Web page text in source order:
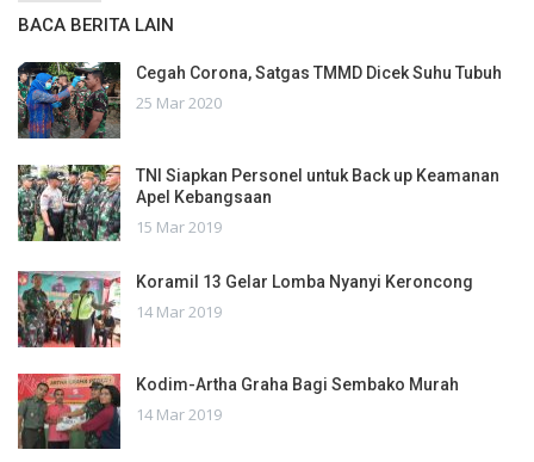
BACA BERITA LAIN
Cegah Corona, Satgas TMMD Dicek Suhu Tubuh
25 Mar 2020
TNI Siapkan Personel untuk Back up Keamanan
Apel Kebangsaan
15 Mar 2019
Koramil 13 Gelar Lomba Nyanyi Keroncong
14 Mar 2019
Kodim-Artha Graha Bagi Sembako Murah
14 Mar 2019